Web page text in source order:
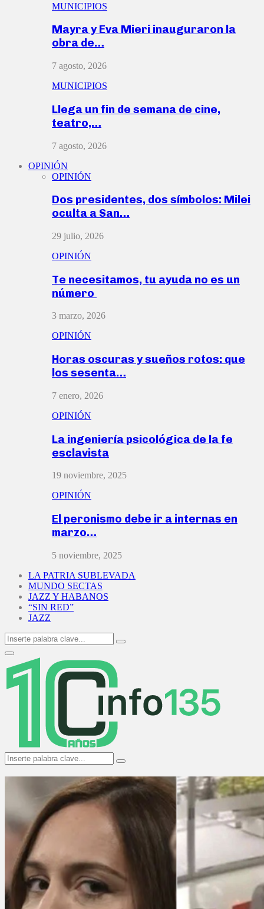
MUNICIPIOS
Mayra y Eva Mieri inauguraron la
obra de…
7 agosto, 2026
MUNICIPIOS
Llega un fin de semana de cine,
teatro,…
7 agosto, 2026
OPINIÓN
OPINIÓN
Dos presidentes, dos símbolos: Milei
oculta a San…
29 julio, 2026
OPINIÓN
Te necesitamos, tu ayuda no es un
número
3 marzo, 2026
OPINIÓN
Horas oscuras y sueños rotos: que
los sesenta…
7 enero, 2026
OPINIÓN
La ingeniería psicológica de la fe
esclavista
19 noviembre, 2025
OPINIÓN
El peronismo debe ir a internas en
marzo…
5 noviembre, 2025
LA PATRIA SUBLEVADA
MUNDO SECTAS
JAZZ Y HABANOS
“SIN RED”
JAZZ
Search
for:
Search
Primary
Menu
Search
for:
Search